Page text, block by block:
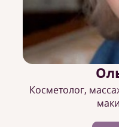
Косметолог,